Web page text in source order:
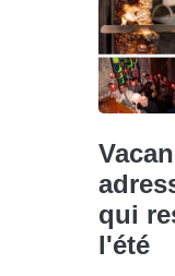
qui
l'été